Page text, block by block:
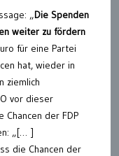
„Die Spenden
weiter zu fördern
für eine Partei
hat, wieder in
ziemlich
vor dieser
der FDP
„[… ]
die Chancen der